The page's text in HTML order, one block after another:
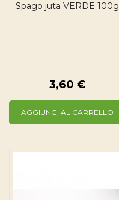
Spago juta VERDE 100g
3,60 €
AGGIUNGI AL CARRELLO